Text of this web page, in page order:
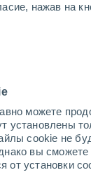
нажав на
можете
установлены
cookie не
вы
от установки
0
-